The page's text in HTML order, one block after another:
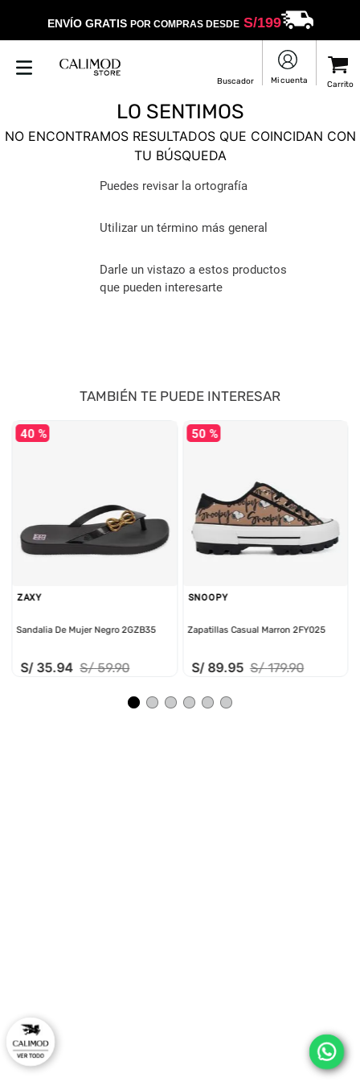
ENVÍO GRATIS POR COMPRAS DESDES/199
LO SENTIMOS
NO ENCONTRAMOS RESULTADOS QUE COINCIDAN CON
TU BÚSQUEDA
Puedes revisar la ortografía
Utilizar un término más general
Darle un vistazo a estos productos
que pueden interesarte
TAMBIÉN TE PUEDE INTERESAR
40 %
ZAXY
Sandalia De Mujer Negro 2GZB35
S/ 35.94 S/ 59.90
50 %
SNOOPY
Zapatillas Casual Marron 2FY025
S/ 89.95 S/ 179.90